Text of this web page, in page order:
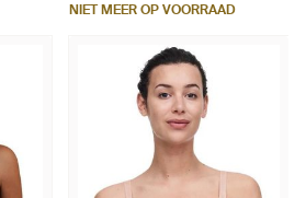
NIET MEER OP VOORRAAD